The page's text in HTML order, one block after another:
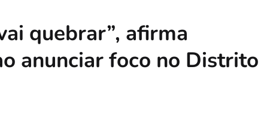
quebrar”, afirma
anunciar foco no Distrito